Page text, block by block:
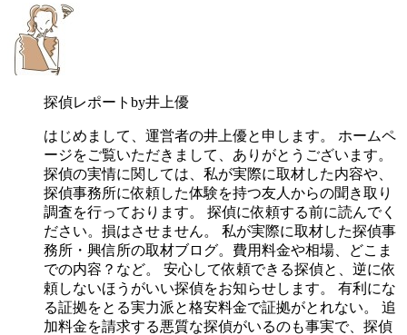
探偵レポートby井上優
はじめまして、運営者の井上優と申します。 ホームペ
ージをご覧いただきまして、ありがとうございます。
探偵の実情に関しては、私が実際に取材した内容や、
探偵事務所に依頼した体験を持つ友人からの聞き取り
調査を行っております。 探偵に依頼する前に読んでく
ださい。損はさせません。 私が実際に取材した探偵事
務所・興信所の取材ブログ。費用料金や相場、どこま
での内容？など。 安心して依頼できる探偵と、逆に依
頼しないほうがいい探偵をお知らせします。 有利にな
る証拠をとる実力派と格安料金で証拠がとれない。 追
加料金を請求する悪質な探偵がいるのも事実で、探偵